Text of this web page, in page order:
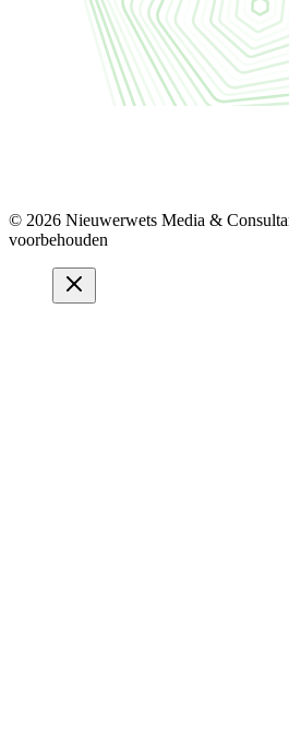
© 2026 Nieuwerwets Media &
voorbehouden